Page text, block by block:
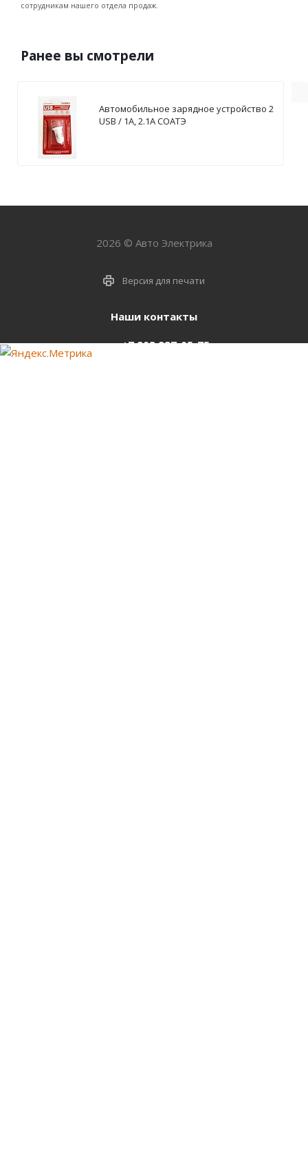
сотрудникам нашего отдела продаж.
Ранее вы смотрели
Автомобильное зарядное устройство 2
USB / 1А, 2.1А СОАТЭ
2026 © Авто Электрика
Версия для печати
Наши контакты
+7 903 937-05-75